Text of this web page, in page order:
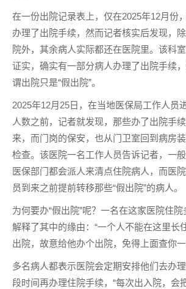
在一份出院记录表上，仅在2025年12月份
办理了出院手续，然而记者核实后发现，
院外，其余病人实际都还在医院里。该科
证实，确实有一部分病人办理了出院手续
谓出院只是“假出院”。
2025年12月25日，在当地医保局工作人员
人数之前，记者就发现，那些办了出院手
来，而门岗的保安，也从门卫室回到病房
检查。该医院一名工作人员告诉记者，一
医保部门都会派人来清点住院病人，而医
员到来之前提前转移那些“假出院”的病人。
为何要办“假出院”呢？一名在这家医院住
解释了其中的缘由：“一个人不能在这里长
出院，故意给他办个出院，免得上面查你
多名病人都表示医院会定期安排他们去办
段时间再办理住院手续，“每次出入院，会